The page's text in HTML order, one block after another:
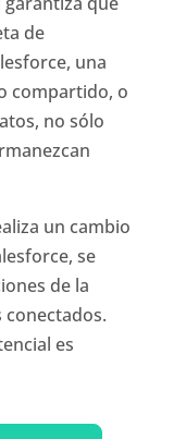
de
una
compartido, o
no sólo
un cambio
se
de la
es